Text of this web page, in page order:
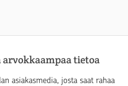
arvokkaampaa tietoa
asiakasmedia, josta saat rahaa